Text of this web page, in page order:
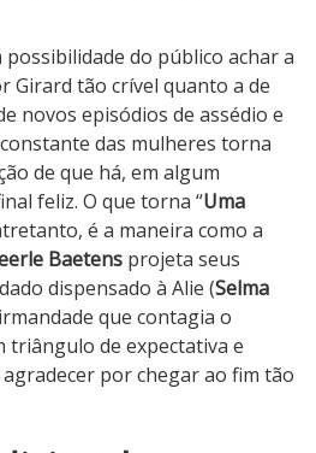
do público achar a
Girard tão crível quanto a de
novos episódios de assédio e
das mulheres torna
de que há, em algum
feliz. O que torna “Uma
é a maneira como a
Baetens projeta seus
dispensado à Alie (Selma
que contagia o
triângulo de expectativa e
por chegar ao fim tão